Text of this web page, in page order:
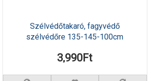
Szélvédőtakaró, fagyvédő
szélvédőre 135-145-100cm
3,990Ft